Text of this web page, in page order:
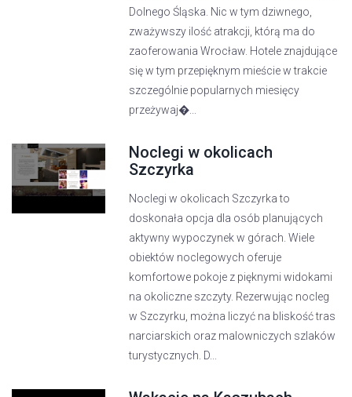
Dolnego Śląska. Nic w tym dziwnego,
zważywszy ilość atrakcji, którą ma do
zaoferowania Wrocław. Hotele znajdujące
się w tym przepięknym mieście w trakcie
szczególnie popularnych miesięcy
przeżywaj�...
Noclegi w okolicach
Szczyrka
Noclegi w okolicach Szczyrka to
doskonała opcja dla osób planujących
aktywny wypoczynek w górach. Wiele
obiektów noclegowych oferuje
komfortowe pokoje z pięknymi widokami
na okoliczne szczyty. Rezerwując nocleg
w Szczyrku, można liczyć na bliskość tras
narciarskich oraz malowniczych szlaków
turystycznych. D...